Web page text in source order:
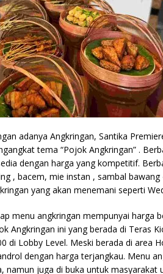
adanya Angkringan, Santika
tema “Pojok Angkringan” .
dengan harga yang kompetitif.
, bacem, mie instan , sambal
yang akan menemani seperti
menu angkringan mempunyai harga
Angkringan ini yang berada di Teras
di Lobby Level. Meski berada di area
dengan harga terjangkau. Menu
namun juga di buka untuk masyarakat